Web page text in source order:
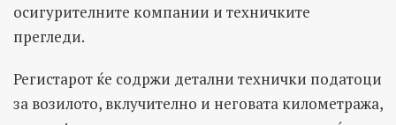
осигурителните компании и техничките
прегледи.
Регистарот ќе содржи детални технички податоци
за возилото, вклучително и неговата километража,